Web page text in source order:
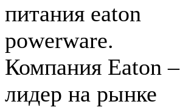
питания eaton
powerware.
Компания Eaton –
лидер на рынке